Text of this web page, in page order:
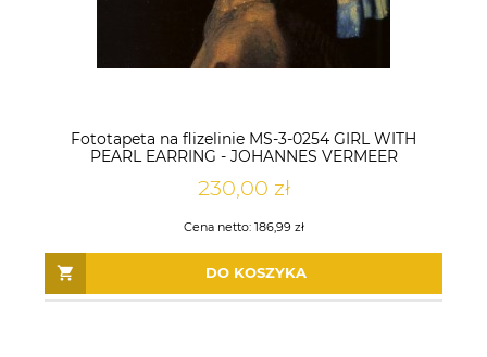
Fototapeta na flizelinie MS-3-0254 GIRL WITH
PEARL EARRING - JOHANNES VERMEER
230,00 zł
Cena netto: 186,99 zł
DO KOSZYKA